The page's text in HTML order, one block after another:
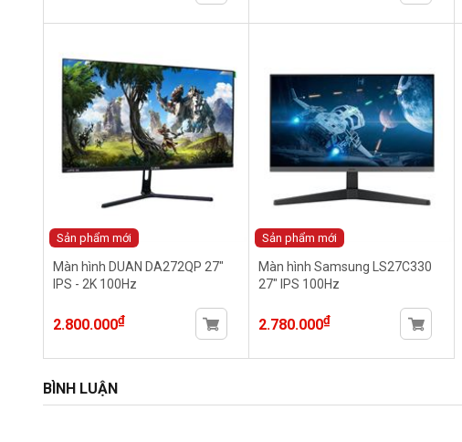
Sản phẩm mới
Màn hình DUAN DA272QP 27"
IPS - 2K 100Hz
2.800.000₫
Sản phẩm mới
Màn hình Samsung LS27C330
27" IPS 100Hz
2.780.000₫
BÌNH LUẬN